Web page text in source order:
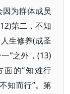
为群体成员
第二，不知
生修养(成圣
”之外，(13)
面的“知难行
知而行”。第